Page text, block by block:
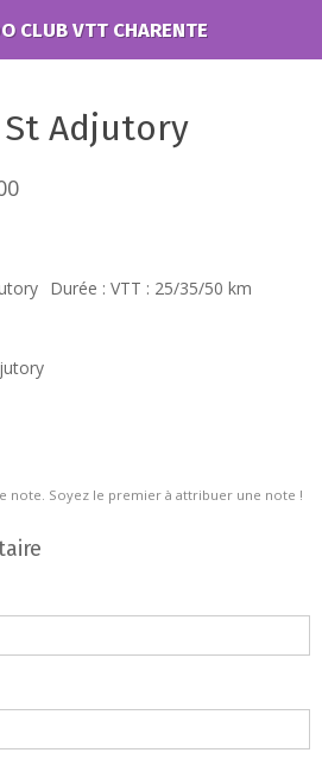
CLUB VTT CHARENTE
Adjutory
Durée : VTT : 25/35/50 km
note. Soyez le premier à attribuer une note !